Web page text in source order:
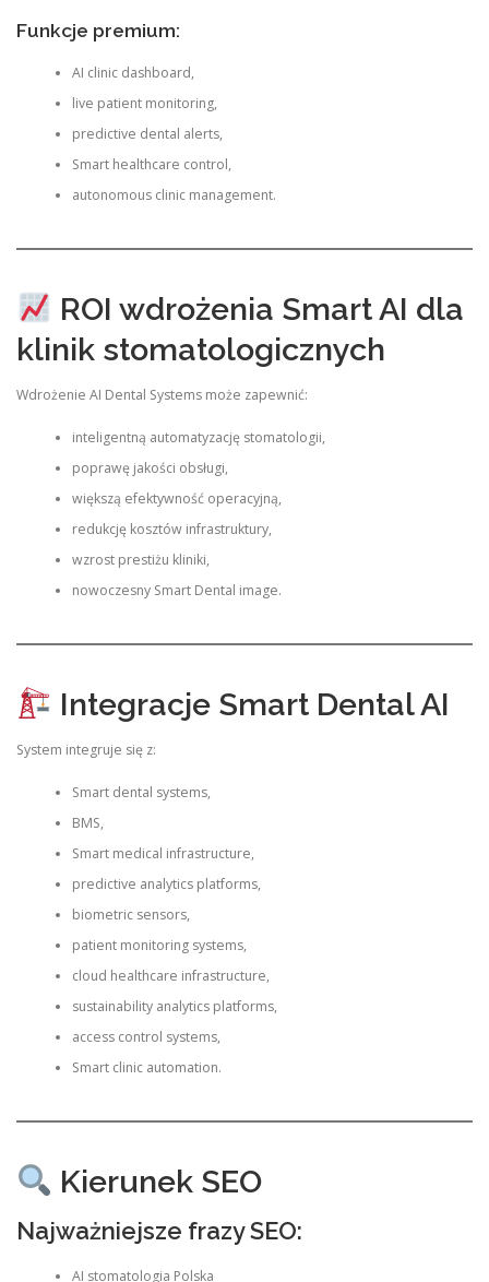
Funkcje premium:
AI clinic dashboard,
live patient monitoring,
predictive dental alerts,
Smart healthcare control,
autonomous clinic management.
ROI wdrożenia Smart AI dla
klinik stomatologicznych
Wdrożenie AI Dental Systems może zapewnić:
inteligentną automatyzację stomatologii,
poprawę jakości obsługi,
większą efektywność operacyjną,
redukcję kosztów infrastruktury,
wzrost prestiżu kliniki,
nowoczesny Smart Dental image.
Integracje Smart Dental AI
System integruje się z:
Smart dental systems,
BMS,
Smart medical infrastructure,
predictive analytics platforms,
biometric sensors,
patient monitoring systems,
cloud healthcare infrastructure,
sustainability analytics platforms,
access control systems,
Smart clinic automation.
Kierunek SEO
Najważniejsze frazy SEO:
AI stomatologia Polska